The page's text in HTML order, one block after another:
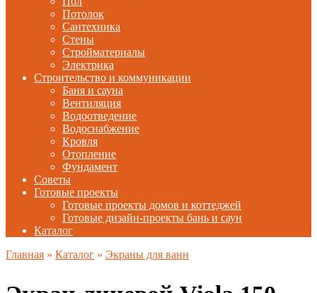
Потолок
Сантехника
Стены
Стройматериалы
Электрика
Строительство и коммуникации
Баня и сауна
Вентиляция
Водоотведение
Водоснабжение
Кровля
Отопление
Фундамент
Советы
Готовые проекты
Готовые проекты домов и коттеджей
Готовые дизайн-проекты бань и саун
Каталог
Главная » Каталог » Экраны для ванн